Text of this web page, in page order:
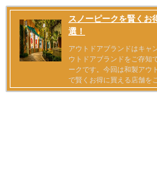
スノーピークを賢くお
選！
アウトドアブランドはキャ
ウトドアブランドをご存知
ークです。今回は和製アウ
で賢くお得に買える店舗を